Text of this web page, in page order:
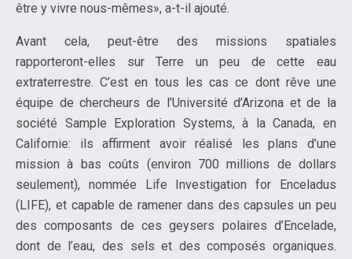
être y vivre nous-mêmes», a-t-il ajouté.
Avant cela, peut-être des missions spatiales
rapporteront-elles sur Terre un peu de cette eau
extraterrestre. C’est en tous les cas ce dont rêve une
équipe de chercheurs de l’Université d’Arizona et de la
société Sample Exploration Systems, à la Canada, en
Californie: ils affirment avoir réalisé les plans d’une
mission à bas coûts (environ 700 millions de dollars
seulement), nommée Life Investigation for Enceladus
(LIFE), et capable de ramener dans des capsules un peu
des composants de ces geysers polaires d’Encelade,
dont de l’eau, des sels et des composés organiques.